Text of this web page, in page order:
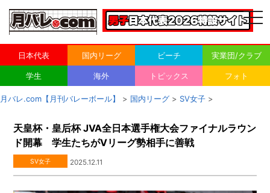
日本代表 国内リーグ ビーチ 実業団/クラブ
学生 海外 トピックス フォト
月バレ.com【月刊バレーボール】 > 国内リーグ > SV女子 >
天皇杯・皇后杯 JVA全日本選手権大会ファイナルラウン
ド開幕 学生たちがVリーグ勢相手に善戦
SV女子 2025.12.11